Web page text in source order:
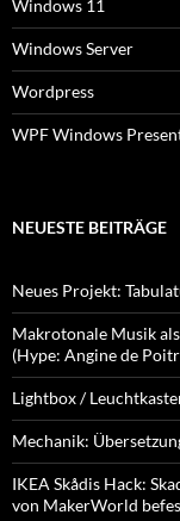
Windows 11
Windows Server
Wordpress
WPF Windows
NEUESTE BEITRÄGE
Neues Projekt:
Makrotonale Musik
(Hype: Angine de
Lightbox /
Mechanik:
IKEA Skådis Hack:
von MakerWorld